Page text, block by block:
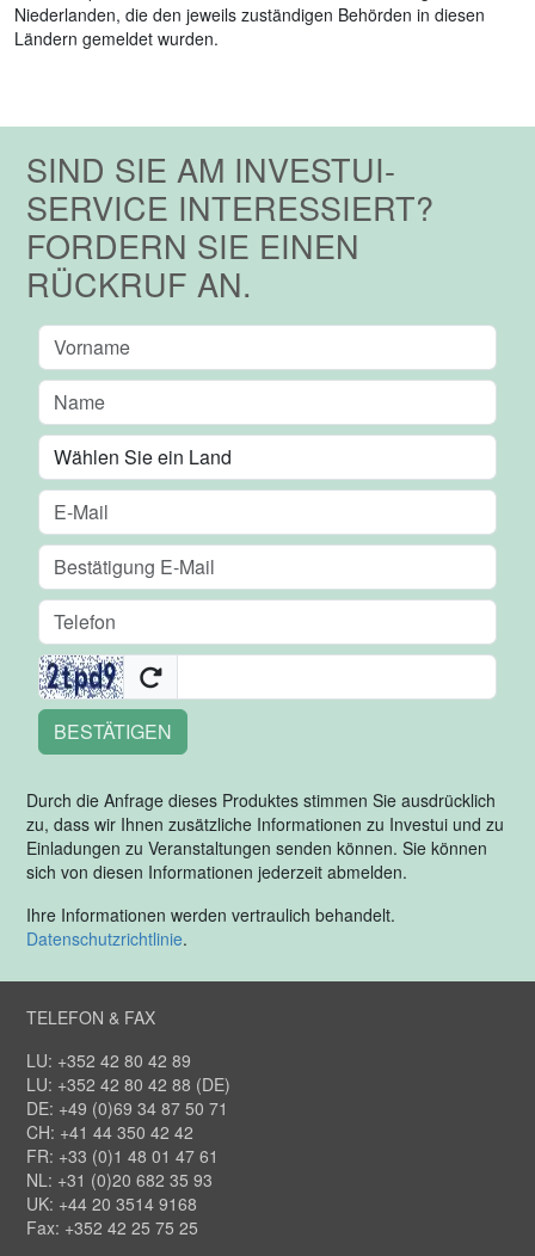
Niederlanden, die den jeweils zuständigen Behörden in diesen
Ländern gemeldet wurden.
SIND SIE AM INVESTUI-
SERVICE INTERESSIERT?
FORDERN SIE EINEN
RÜCKRUF AN.
BESTÄTIGEN
Durch die Anfrage dieses Produktes stimmen Sie ausdrücklich
zu, dass wir Ihnen zusätzliche Informationen zu Investui und zu
Einladungen zu Veranstaltungen senden können. Sie können
sich von diesen Informationen jederzeit abmelden.
Ihre Informationen werden vertraulich behandelt.
Datenschutzrichtlinie.
TELEFON & FAX
LU: +352 42 80 42 89
LU: +352 42 80 42 88 (DE)
DE: +49 (0)69 34 87 50 71
CH: +41 44 350 42 42
FR: +33 (0)1 48 01 47 61
NL: +31 (0)20 682 35 93
UK: +44 20 3514 9168
Fax: +352 42 25 75 25